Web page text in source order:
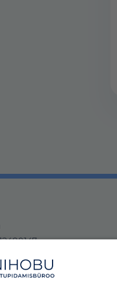
tee 50-318, 10621 Tallinn